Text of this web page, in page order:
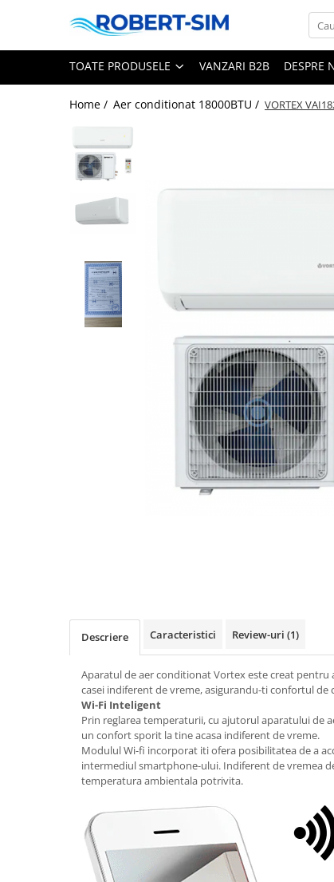
Toate Produsele
Montaj aer condiționat Iași
Pachete aer condiționat cu montaj
Aer conditionat 9000BTU
Aer conditionat 12000BTU
Aer conditionat 15000BTU
Aer conditionat 18000BTU
Aer conditionat 24000BTU
TOATE PRODUSELE VANZARI B2B DESPRE
Home / Aer conditionat 18000BTU / VORTEX
Descriere Caracteristici Review-uri (1)
Aparatul de aer conditionat Vortex este creat
casei indiferent de vreme, asigurandu-ti confortul de
Wi-Fi Inteligent
Prin reglarea temperaturii, cu ajutorul aparatului de
un confort sporit la tine acasa indiferent de vreme.
Modulul Wi-fi incorporat iti ofera posibilitatea de a
intermediul smartphone-ului. Indiferent de vremea
temperatura ambientala potrivita.